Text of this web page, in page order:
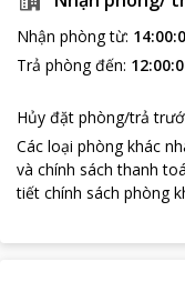
Nhận phòng từ:
Trả phòng đến:
Hủy đặt phòng/trả
Các loại phòng khác
và chính sách thanh
tiết chính sách phòng